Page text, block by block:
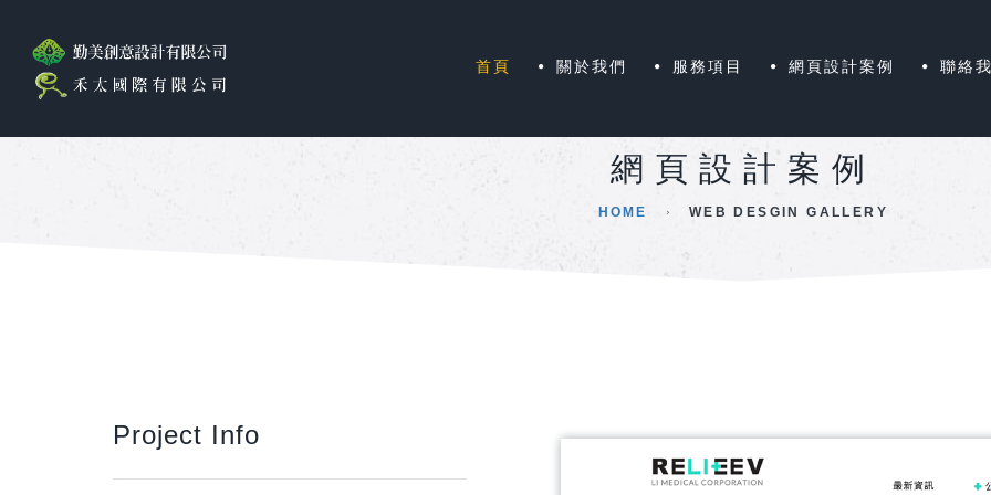
首頁 關於我們 服務項目 網頁設計案例 聯絡
網頁設計案例
HOME WEB DESGIN GALLERY
Project Info